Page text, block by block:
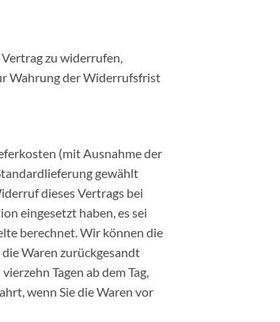
zu widerrufen,
Wahrung der Widerrufsfrist
(mit Ausnahme der
gewählt
dieses Vertrags bei
eingesetzt haben, es sei
berechnet. Wir können die
Waren zurückgesandt
Tagen ab dem Tag,
wenn Sie die Waren vor